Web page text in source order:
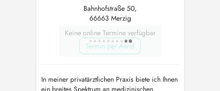
Bahnhofstraße 50,
66663 Merzig
Keine online Termine verfügbar
Termin per Anruf
In meiner privatärztlichen Praxis biete ich Ihnen
ein breites Spektrum an medizinischen